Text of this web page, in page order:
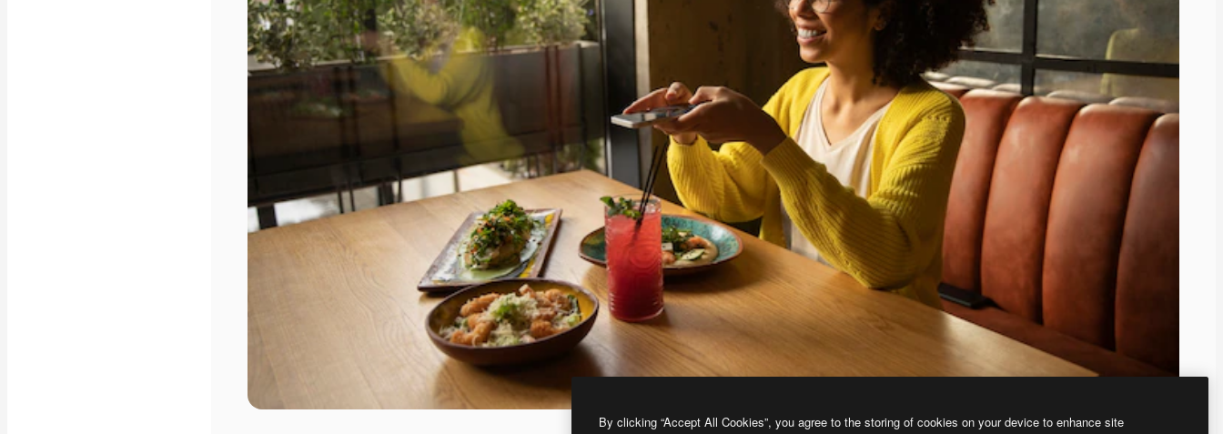
By clicking “Accept All Cookies”, you agree to the storing of cookies on your device to enhance site